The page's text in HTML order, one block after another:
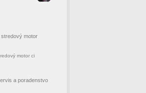
motor
motor ci
a poradenstvo